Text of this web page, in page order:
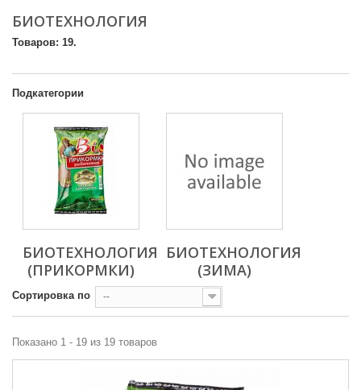
БИОТЕХНОЛОГИЯ
Товаров: 19.
Подкатегории
БИОТЕХНОЛОГИЯ
(ПРИКОРМКИ)
БИОТЕХНОЛОГИЯ
(ЗИМА)
Сортировка по --
Показано 1 - 19 из 19 товаров